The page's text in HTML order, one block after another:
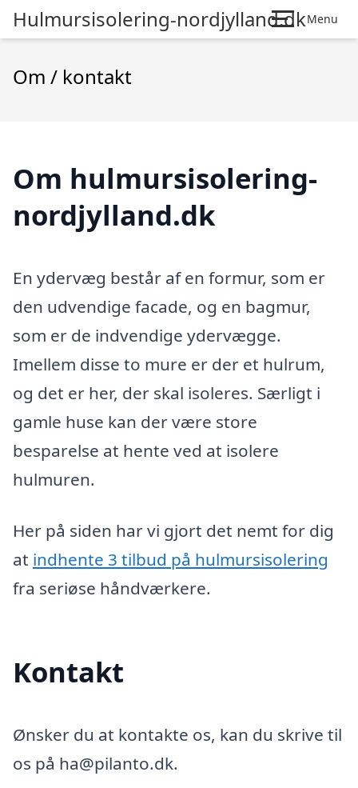
Hulmursisolering-nordjylland.dkMenu
Om / kontakt
Om hulmursisolering-
nordjylland.dk
En ydervæg består af en formur, som er
den udvendige facade, og en bagmur,
som er de indvendige ydervægge.
Imellem disse to mure er der et hulrum,
og det er her, der skal isoleres. Særligt i
gamle huse kan der være store
besparelse at hente ved at isolere
hulmuren.
Her på siden har vi gjort det nemt for dig
at indhente 3 tilbud på hulmursisolering
fra seriøse håndværkere.
Kontakt
Ønsker du at kontakte os, kan du skrive til
os på ha@pilanto.dk.